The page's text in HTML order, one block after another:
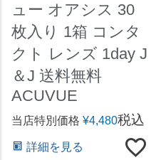
ュー オアシス 30
枚入り 1箱 コンタ
クト レンズ 1day J
＆J 送料無料
ACUVUE
当店特別価格 ¥4,480税込
詳細を見る